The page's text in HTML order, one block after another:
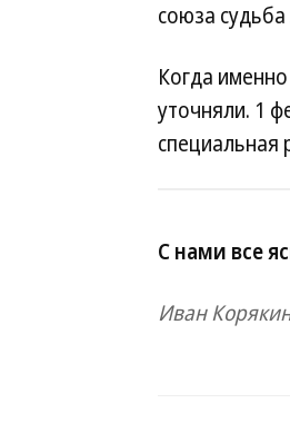
союза
Когда
уточняли. 1
специальная
С нами все
Иван